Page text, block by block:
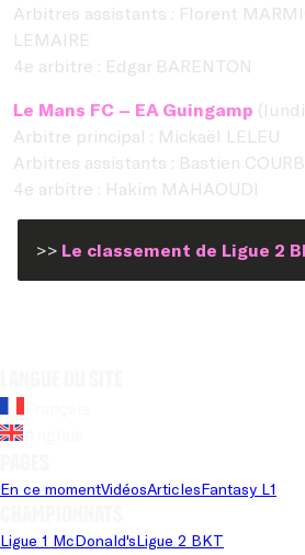
Arbitres assistants : Florent
LEMAIRE
4e arbitre : Edgar BARENTON
Le Mans FC – EA Guingamp
Arbitre principal : Mickaël LELEU
Arbitres assistants : Bastien
4e arbitre : Hakim MAHAOUDI
>> Le classement de Ligue 2
En ce momentVidéosArticlesFantasy L1
Ligue 1 McDonald'sLigue 2 BKT